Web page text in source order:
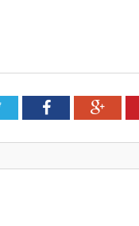
TwitterFacebook